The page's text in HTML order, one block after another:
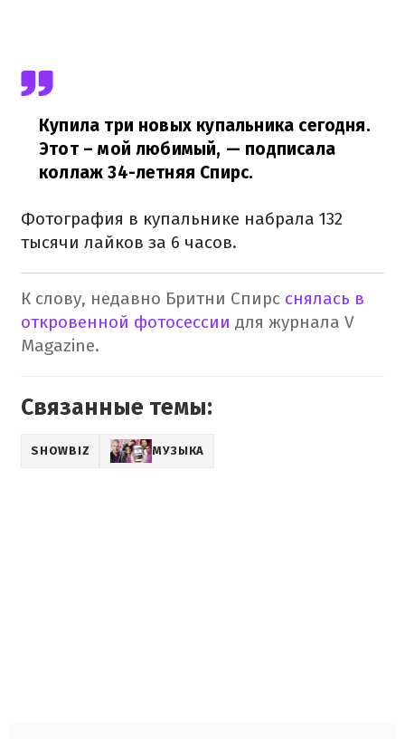
Купила три новых купальника сегодня.
Этот – мой любимый, — подписала
коллаж 34-летняя Спирс.
Фотография в купальнике набрала 132
тысячи лайков за 6 часов.
К слову, недавно Бритни Спирс снялась в
откровенной фотосессии для журнала V
Magazine.
Связанные темы:
SHOWBIZ МУЗЫКА